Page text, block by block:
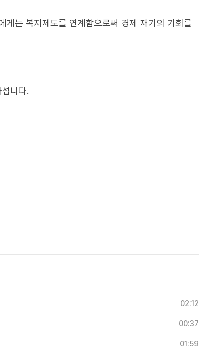
게는 복지제도를 연계함으로써 경제 재기의 기회를
니다.
02:12
00:37
01:59